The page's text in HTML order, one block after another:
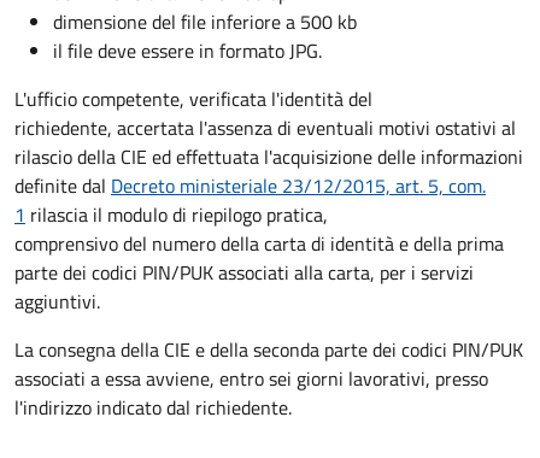
dimensione del file inferiore a 500 kb
il file deve essere in formato JPG.
L'ufficio competente, verificata l'identità del
richiedente, accertata l'assenza di eventuali motivi ostativi al
rilascio della CIE ed effettuata l'acquisizione delle informazioni
definite dal Decreto ministeriale 23/12/2015, art. 5, com.
1 rilascia il modulo di riepilogo pratica,
comprensivo del numero della carta di identità e della prima
parte dei codici PIN/PUK associati alla carta, per i servizi
aggiuntivi.
La consegna della CIE e della seconda parte dei codici PIN/PUK
associati a essa avviene, entro sei giorni lavorativi, presso
l'indirizzo indicato dal richiedente.